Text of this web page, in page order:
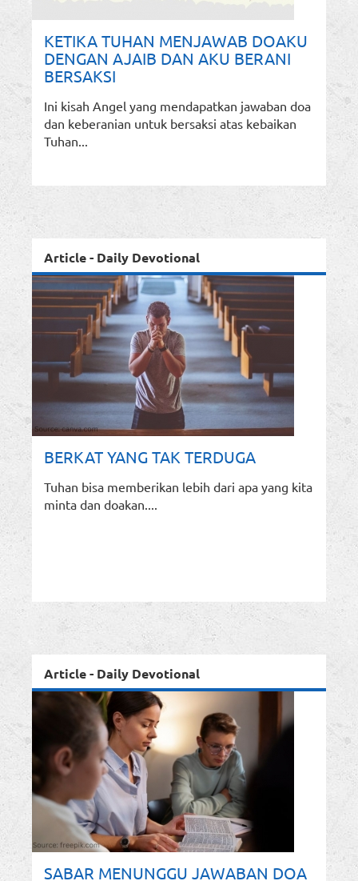
KETIKA TUHAN MENJAWAB DOAKU
DENGAN AJAIB DAN AKU BERANI
BERSAKSI
Ini kisah Angel yang mendapatkan jawaban doa
dan keberanian untuk bersaksi atas kebaikan
Tuhan...
Article - Daily Devotional
BERKAT YANG TAK TERDUGA
Tuhan bisa memberikan lebih dari apa yang kita
minta dan doakan....
Article - Daily Devotional
SABAR MENUNGGU JAWABAN DOA